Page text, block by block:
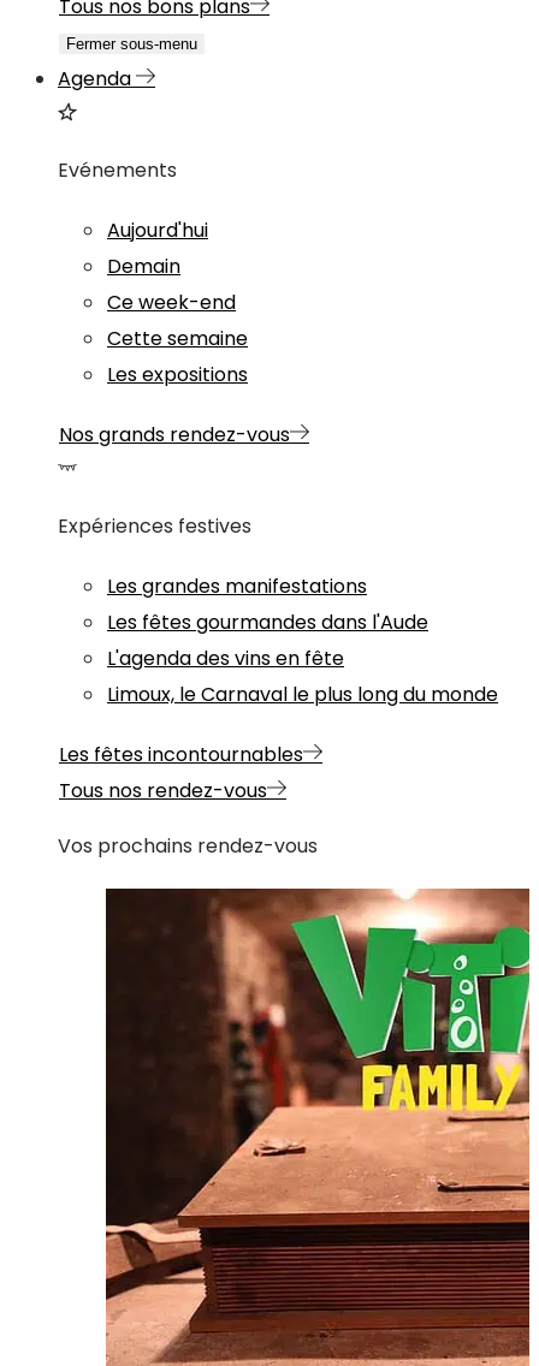
Tous nos bons plans
Fermer sous-menu
Agenda
Evénements
Aujourd'hui
Demain
Ce week-end
Cette semaine
Les expositions
Nos grands rendez-vous
Expériences festives
Les grandes manifestations
Les fêtes gourmandes dans l'Aude
L'agenda des vins en fête
Limoux, le Carnaval le plus long du monde
Les fêtes incontournables
Tous nos rendez-vous
Vos prochains rendez-vous